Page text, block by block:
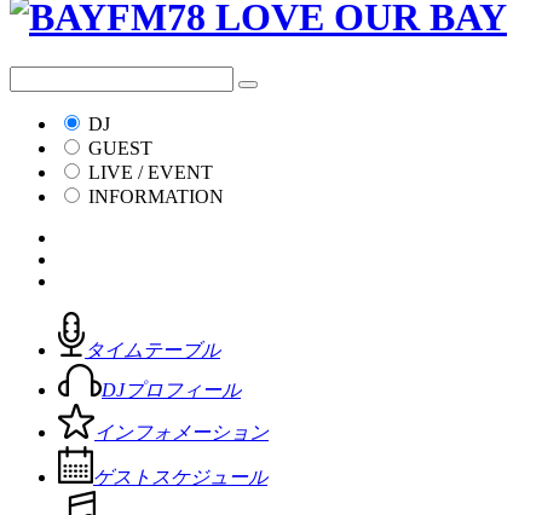
DJ
GUEST
LIVE / EVENT
INFORMATION
タイムテーブル
DJプロフィール
インフォメーション
ゲストスケジュール